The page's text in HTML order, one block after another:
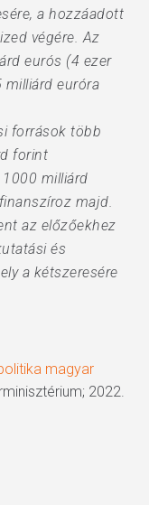
a hozzáadott
végére. Az
eurós (4 ezer
euróra
források több
forint
milliárd
majd.
az előzőekhez
és
a kétszeresére
magyar
2022.